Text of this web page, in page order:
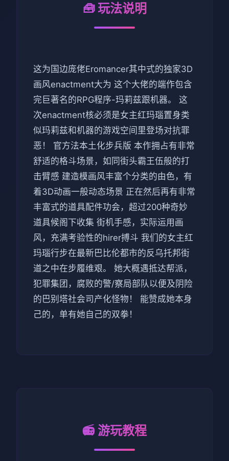
🧰 玩法说明
这为国边庞佬Eromancer其中式的独家3D
画风enactment大为 这个大佬的端作包含
完巨著名的RPG程序-玛莉兹跟机器。 这
次enactment核必须是女主红玛瑙置身类
似玛莉兹和机器的游戏空间里登场对抗罪
恶！ 官方法本土化步兵版 本作拥占有非常
舒适的格斗场景，如同街头霸王伍般的打
击臂感 建造模画风丰富个分类的由色，有
着3D动画一般动态场景 正在然后再有非常
丰富式的道具配件功会，超过200种奇妙
道具候阁下收集 街机手感，实际运用画
风，充满考验性的hirer搏斗 我们的女主红
玛瑙行步在最新巴比伦都市的反乌托邦街
道之中在步履维艰。 她大概遇抵达帮派，
犯罪集团，腐败的警/察局部队以便及阴险
的巴别塔社会司产化怪物！ 能赞成她本身
己的，单有她自己的双拳！
📻 游玩教程